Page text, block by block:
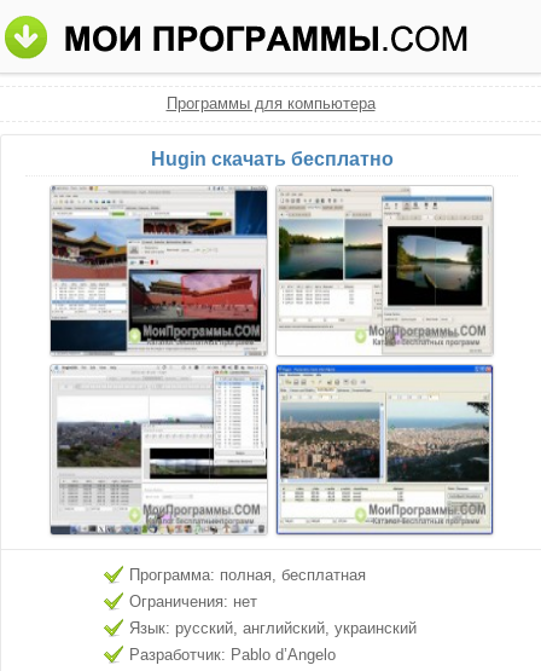
Программы для компьютера
Hugin скачать бесплатно
Программа: полная, бесплатная
Ограничения: нет
Язык: русский, английский, украинский
Разработчик: Pablo d’Angelo